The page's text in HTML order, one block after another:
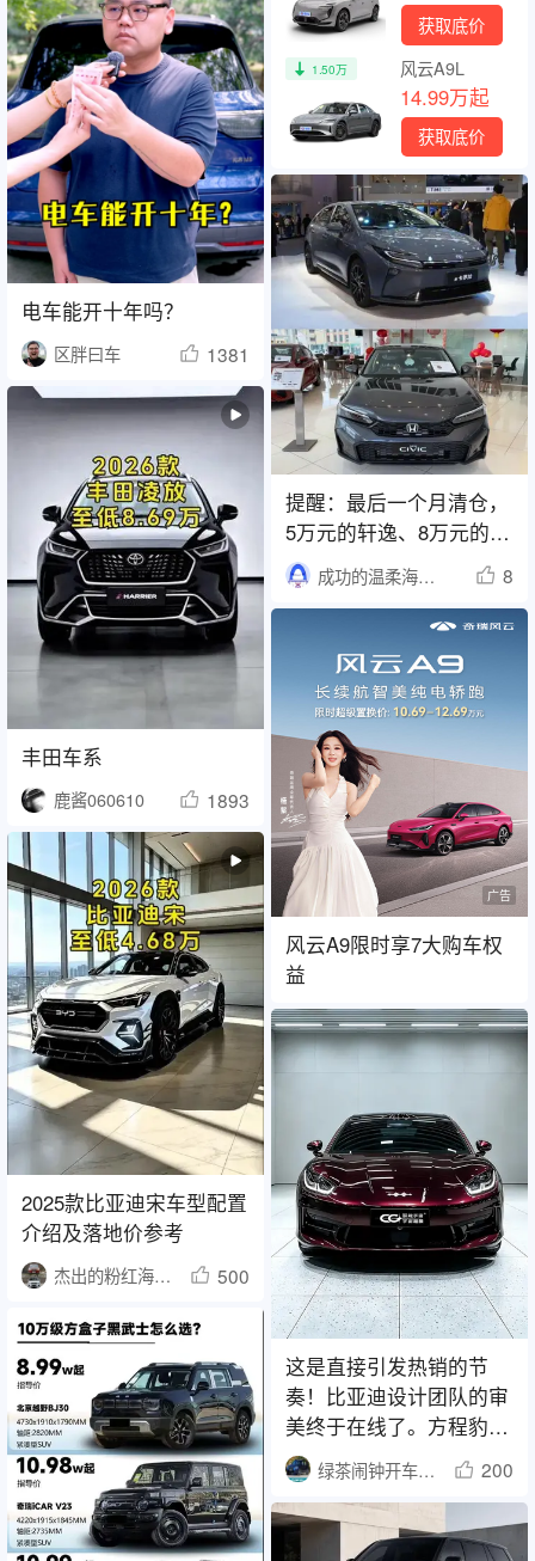
获取底价
风云A9L
14.99万起
获取底价
1.50万
电车能开十年吗？
区胖曰车 1381
提醒：最后一个月清仓，
5万元的轩逸、8万元的卡
罗拉，三个套路需警惕
成功的温柔海獭1466 8
丰田车系
鹿酱060610 1893
广告
风云A9限时享7大购车权
益
2025款比亚迪宋车型配置
介绍及落地价参考
杰出的粉红海豚1438 500
这是直接引发热销的节
奏！比亚迪设计团队的审
美终于在线了。方程豹SL
的颜值惊人，越 绿茶闹钟开车电台 200